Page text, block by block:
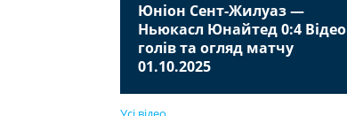
Юніон Сент-Жилуаз —
Ньюкасл Юнайтед 0:4 Відео
голів та огляд матчу
01.10.2025